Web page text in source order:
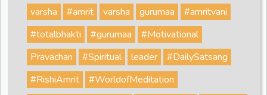
varsha
#amrit varsha gurumaa
#amritvani
#totalbhakti
#gurumaa
#Motivational
Pravachan
#Spiritual leader
#DailySatsang
#RishiAmrit
#WorldofMeditation